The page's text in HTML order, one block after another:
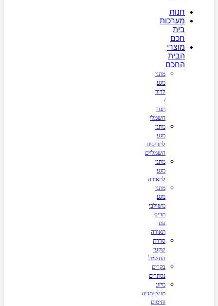
חנות
מערכות
בית
חכם
מוצרי
הבית
החכם
מתגי
מגע
לדוד
/
תנור
חשמלי
מתגי
מגע
לתריסים
חשמליים
מתגי
מגע
לתאורה
מתגי
מגע
משולבי
תריס
עם
תאורה
סדרת
שקעי
החשמל
בקרים
נסתרים
מיזוג
מולטימדיה
וחימום